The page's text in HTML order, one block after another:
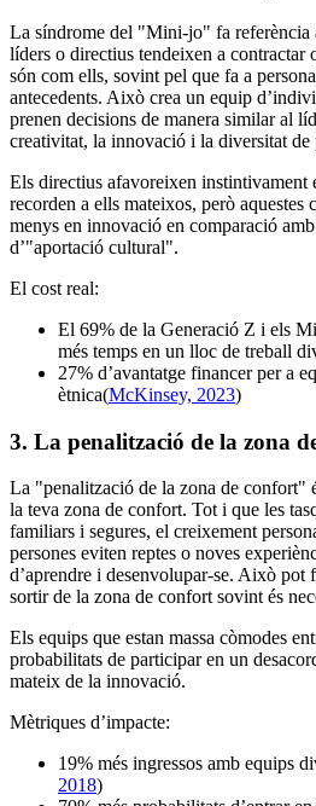
La síndrome del "Mini-jo" fa referència
líders o directius tendeixen a contractar
són com ells, sovint pel que fa a
antecedents. Això crea un equip
prenen decisions de manera similar al
creativitat, la innovació i la diversitat de
Els directius afavoreixen instintivament
recorden a ells mateixos, però aquestes
menys en innovació en comparació
d’"aportació cultural".
El cost real:
El 69% de la Generació Z i els
més temps en un lloc de treball
27% d’avantatge financer per a
ètnica(McKinsey, 2023)
3. La penalització de la zona
La "penalització de la zona de confort"
la teva zona de confort. Tot i que les
familiars i segures, el creixement
persones eviten reptes o noves
d’aprendre i desenvolupar-se. Això pot
sortir de la zona de confort sovint és
Els equips que estan massa còmodes
probabilitats de participar en un
mateix de la innovació.
Mètriques d’impacte:
19% més ingressos amb equips
2018)